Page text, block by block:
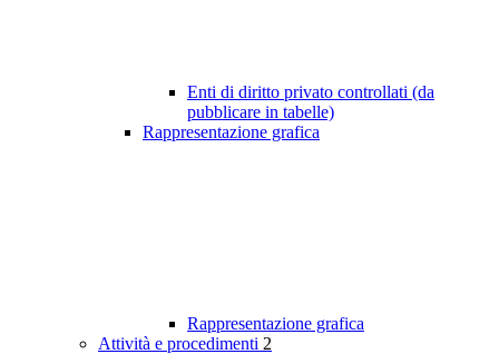
Enti di diritto privato controllati (da
pubblicare in tabelle)
Rappresentazione grafica
Rappresentazione grafica
Attività e procedimenti 2